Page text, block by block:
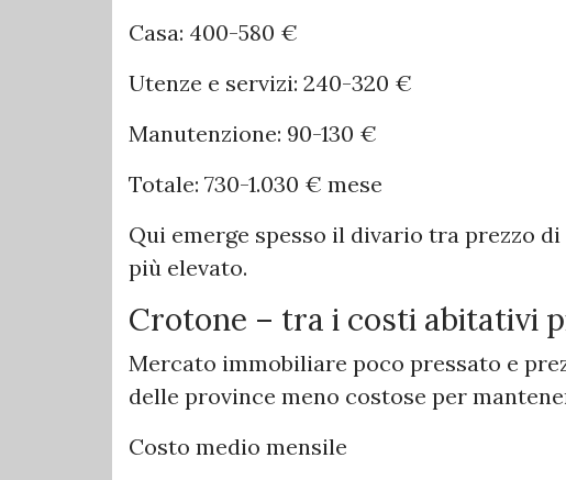
Casa: 400-580 €
Utenze e servizi: 240-320 €
Manutenzione: 90-130 €
Totale: 730-1.030 € mese
Qui emerge spesso il divario tra prezzo
più elevato.
Crotone – tra i costi abitativi
Mercato immobiliare poco pressato e
delle province meno costose per
Costo medio mensile